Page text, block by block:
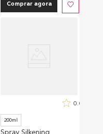
Comprar agora
0.0
200ml
Spray Silkening